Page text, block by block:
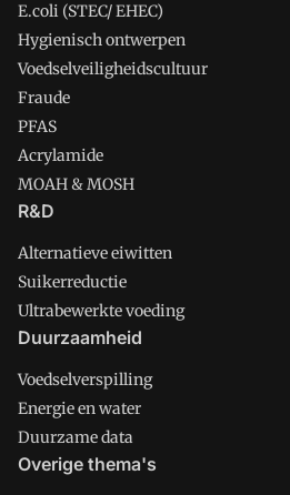
E.coli (STEC/ EHEC)
Hygienisch ontwerpen
Voedselveiligheidscultuur
Fraude
PFAS
Acrylamide
MOAH & MOSH
R&D
Alternatieve eiwitten
Suikerreductie
Ultrabewerkte voeding
Duurzaamheid
Voedselverspilling
Energie en water
Duurzame data
Overige thema's